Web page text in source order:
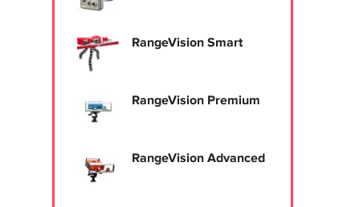
RangeVision Smart
RangeVision Premium
RangeVision Advanced